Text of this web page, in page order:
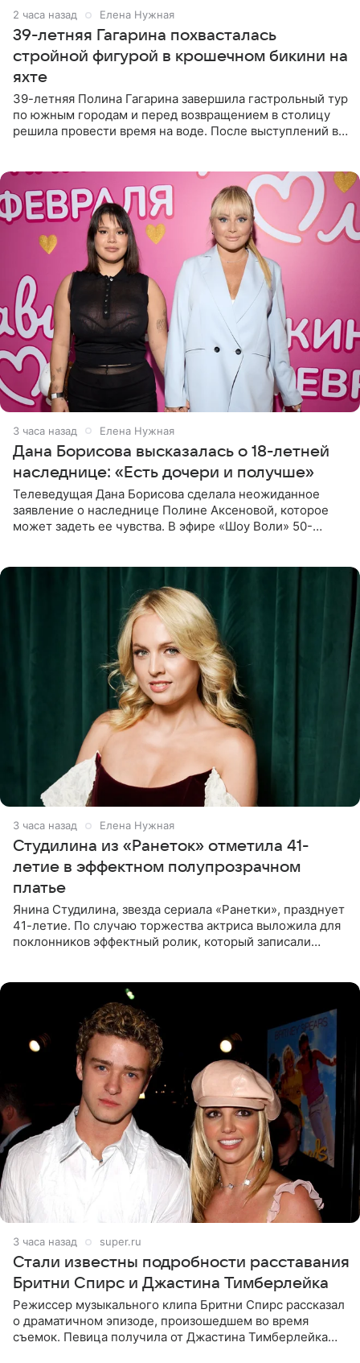
2 часа назад Елена Нужная
39-летняя Гагарина похвасталась
стройной фигурой в крошечном бикини на
яхте
39-летняя Полина Гагарина завершила гастрольный тур
по южным городам и перед возвращением в столицу
решила провести время на воде. После выступлений в
3 часа назад Елена Нужная
Дана Борисова высказалась о 18-летней
наследнице: «Есть дочери и получше»
Телеведущая Дана Борисова сделала неожиданное
заявление о наследнице Полине Аксеновой, которое
может задеть ее чувства. В эфире «Шоу Воли» 50-
3 часа назад Елена Нужная
Студилина из «Ранеток» отметила 41-
летие в эффектном полупрозрачном
платье
Янина Студилина, звезда сериала «Ранетки», празднует
41-летие. По случаю торжества актриса выложила для
поклонников эффектный ролик, который записали
3 часа назад super.ru
Стали известны подробности расставания
Бритни Спирс и Джастина Тимберлейка
Режиссер музыкального клипа Бритни Спирс рассказал
о драматичном эпизоде, произошедшем во время
съемок. Певица получила от Джастина Тимберлейка